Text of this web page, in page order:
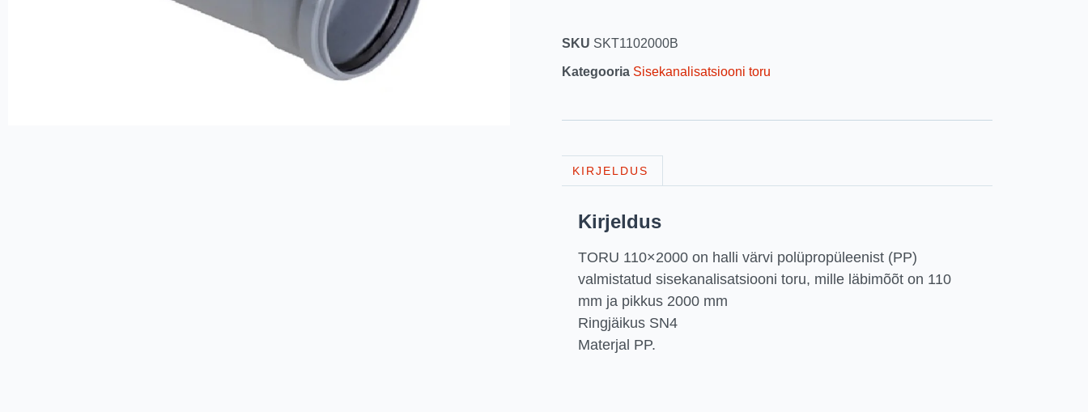
SKU SKT1102000B
Kategooria Sisekanalisatsiooni toru
KIRJELDUS
Kirjeldus
TORU 110×2000 on halli värvi polüpropüleenist (PP)
valmistatud sisekanalisatsiooni toru, mille läbimõõt on 110
mm ja pikkus 2000 mm
Ringjäikus SN4
Materjal PP.